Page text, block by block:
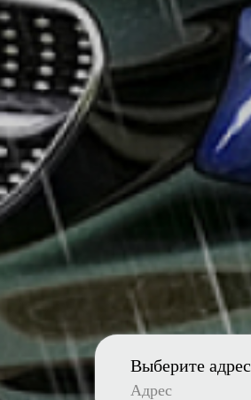
Выберите адрес
Адрес